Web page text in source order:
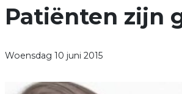
Patiënten zijn
Woensdag 10 juni 2015